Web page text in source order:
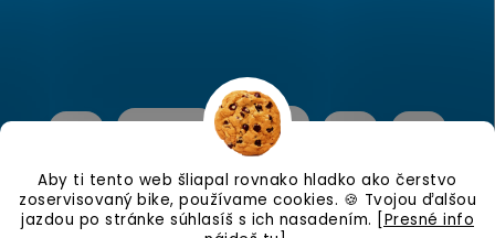
Aby ti tento web šliapal rovnako hladko ako čerstvo
zoservisovaný bike, používame cookies. 🍪 Tvojou ďalšou
jazdou po stránke súhlasíš s ich nasadením. [Presné info